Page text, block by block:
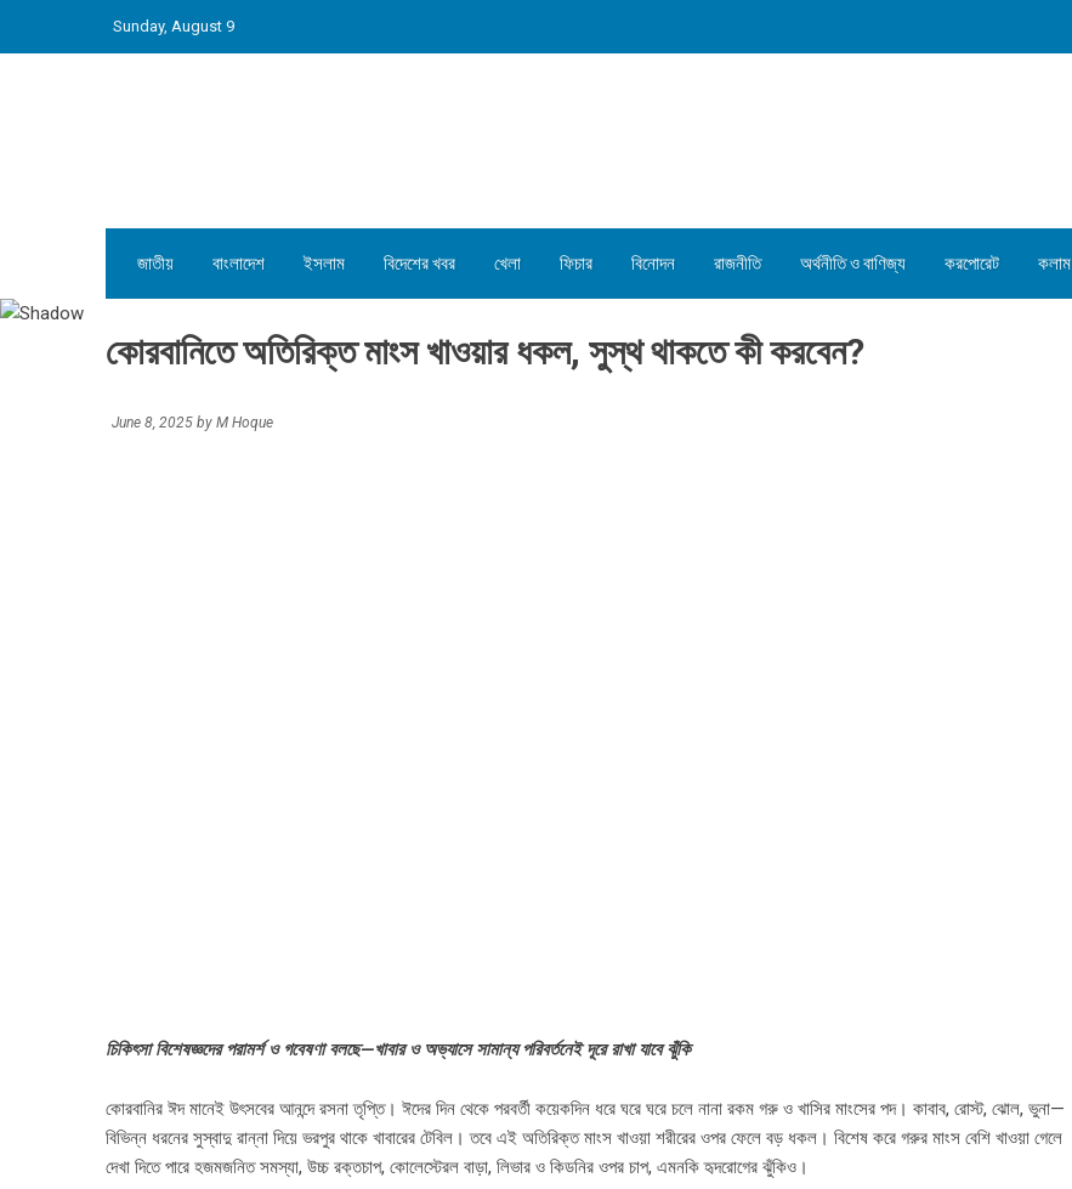
Sunday, August 9
জাতীয় বাংলাদেশ ইসলাম বিদেশের খবর খেলা ফিচার বিনোদন রাজনীতি অর্থনীতি ও বাণিজ্য করপোরেট কলাম
কোরবানিতে অতিরিক্ত মাংস খাওয়ার ধকল, সুস্থ থাকতে কী করবেন?
June 8, 2025 by M Hoque
চিকিৎসা বিশেষজ্ঞদের পরামর্শ ও গবেষণা বলছে—খাবার ও অভ্যাসে সামান্য পরিবর্তনেই দূরে রাখা যাবে ঝুঁকি
কোরবানির ঈদ মানেই উৎসবের আনন্দে রসনা তৃপ্তি। ঈদের দিন থেকে পরবর্তী কয়েকদিন ধরে ঘরে ঘরে চলে নানা রকম গরু ও খাসির মাংসের পদ। কাবাব, রোস্ট, ঝোল, ভুনা—
বিভিন্ন ধরনের সুস্বাদু রান্না দিয়ে ভরপুর থাকে খাবারের টেবিল। তবে এই অতিরিক্ত মাংস খাওয়া শরীরের ওপর ফেলে বড় ধকল। বিশেষ করে গরুর মাংস বেশি খাওয়া গেলে
দেখা দিতে পারে হজমজনিত সমস্যা, উচ্চ রক্তচাপ, কোলেস্টেরল বাড়া, লিভার ও কিডনির ওপর চাপ, এমনকি হৃদরোগের ঝুঁকিও।